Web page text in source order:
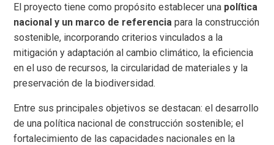
El proyecto tiene como propósito establecer una política
nacional y un marco de referencia para la construcción
sostenible, incorporando criterios vinculados a la
mitigación y adaptación al cambio climático, la eficiencia
en el uso de recursos, la circularidad de materiales y la
preservación de la biodiversidad.
Entre sus principales objetivos se destacan: el desarrollo
de una política nacional de construcción sostenible; el
fortalecimiento de las capacidades nacionales en la